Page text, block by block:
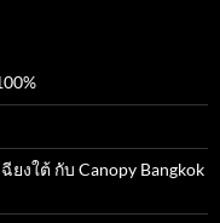
ยงใต้ กับ Canopy Bangkok